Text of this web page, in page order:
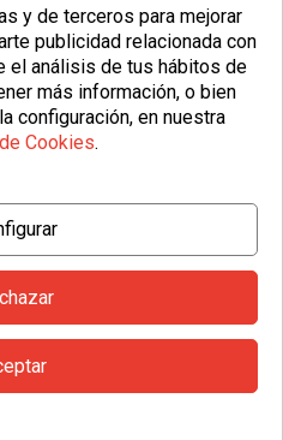
Aviso Legal
| Configurar Cookies |
Generales
y de terceros para mejorar
publicidad relacionada con
el análisis de tus hábitos de
más información, o bien
configuración, en nuestra
Cookies.